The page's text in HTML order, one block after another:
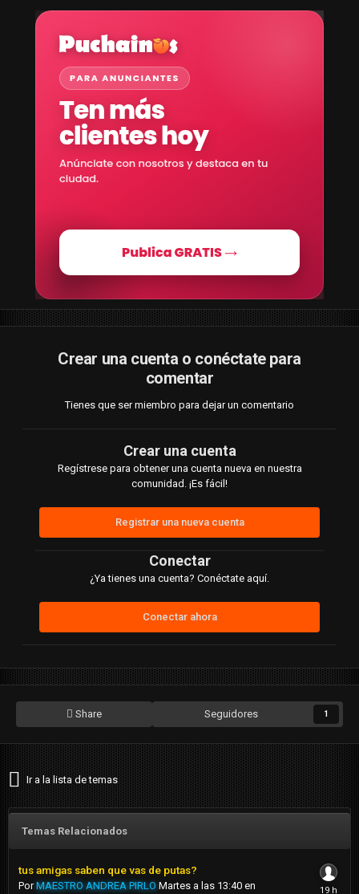
Crear una cuenta o conéctate para
comentar
Tienes que ser miembro para dejar un comentario
Crear una cuenta
Regístrese para obtener una cuenta nueva en nuestra
comunidad. ¡Es fácil!
Registrar una nueva cuenta
Conectar
¿Ya tienes una cuenta? Conéctate aquí.
Conectar ahora
Share Seguidores 1
Ir a la lista de temas
Temas Relacionados
tus amigas saben que vas de putas?
PorMAESTRO ANDREA PIRLO Martes a las 13:40 en